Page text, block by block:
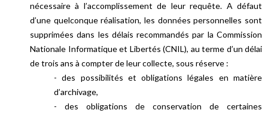
nécessaire à l’accomplissement de leur requête. A défaut
d’une quelconque réalisation, les données personnelles sont
supprimées dans les délais recommandés par la Commission
Nationale Informatique et Libertés (CNIL), au terme d’un délai
de trois ans à compter de leur collecte, sous réserve :
- des possibilités et obligations légales en matière
d’archivage,
- des obligations de conservation de certaines